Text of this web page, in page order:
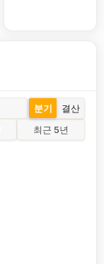
분기
결산
최근 5년